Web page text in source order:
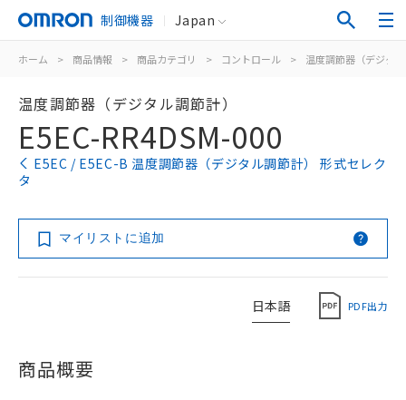
制御機器 Japan
ホーム > 商品情報 > 商品カテゴリ > コントロール > 温度調節器（デジタ
温度調節器（デジタル調節計）
E5EC-RR4DSM-000
E5EC / E5EC-B 温度調節器（デジタル調節計） 形式セレク
タ
マイリストに追加
日本語 PDF出力
商品概要